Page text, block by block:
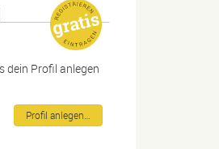
dein Profil anlegen
Profil anlegen…